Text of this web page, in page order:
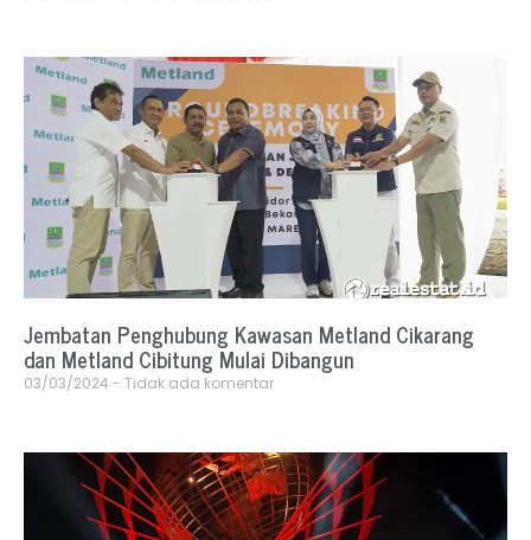
Jembatan Penghubung Kawasan Metland Cikarang
dan Metland Cibitung Mulai Dibangun
03/03/2024 Tidak ada komentar